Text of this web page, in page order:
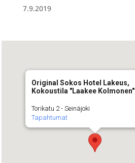
7.9.2019
Original Sokos Hotel Lakeus,
Kokoustila "Laakee Kolmonen"
Torikatu 2 - Seinäjoki
Tapahtumat